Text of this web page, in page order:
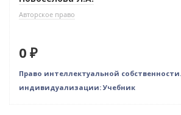
Авторское право
0 ₽
Право интеллектуальной
индивидуализации: Учебник